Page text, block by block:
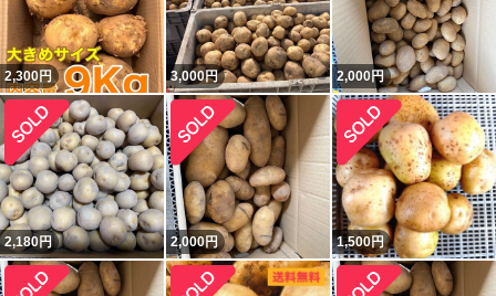
2,300円 3,000円 2,000円
2,180円 2,000円 1,500円